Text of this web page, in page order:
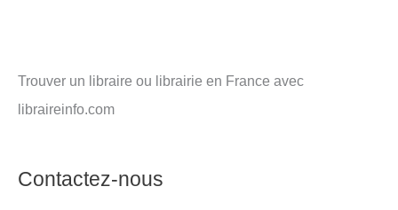
Trouver un libraire ou librairie en France avec
libraireinfo.com
Contactez-nous